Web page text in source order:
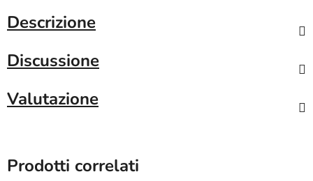
Descrizione
Discussione
Valutazione
Prodotti correlati